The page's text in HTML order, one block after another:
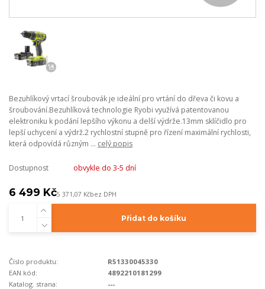
Bezuhlíkový vrtací šroubovák je ideální pro vrtání do dřeva či kovu a
šroubování.Bezuhlíková technologie Ryobi využívá patentovanou
elektroniku k podání lepšího výkonu a delší výdrže.13mm sklíčidlo pro
lepší uchycení a výdrž.2 rychlostní stupně pro řízení maximální rychlosti,
která odpovídá různým ... celý popis
Dostupnost obvykle do 3-5 dní
6 499 Kč5 371,07 Kčbez DPH
Přidat do košíku
Číslo produktu:
R51330045330
EAN kód:
4892210181299
Katalog. strana:
---